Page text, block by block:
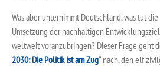
Was aber unternimmt Deutschland, was tut
Umsetzung der nachhaltigen
weltweit voranzubringen? Dieser Frage geht
2030: Die Politik ist am Zug“ nach, den elf